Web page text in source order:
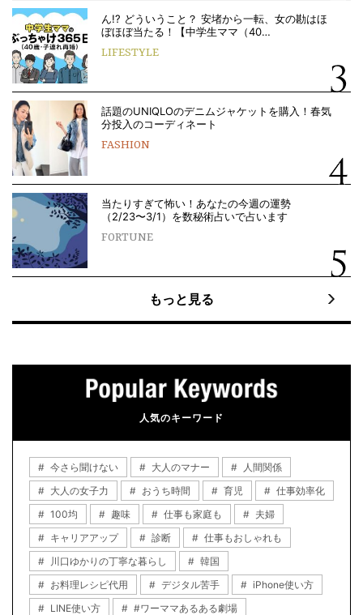
ん!? どういうこと？ 安堵から一転、女の勘はほ
ぼほぼ当たる！【中学生ママ（40…
LIFESTYLE
話題のUNIQLOのデニムジャケットを購入！春気
分投入のコーディネート
FASHION
当たりすぎて怖い！あなたの今週の運勢
（2/23〜3/1）を数秘術占いで占います
FORTUNE
もっと見る
人気のキーワード
今さら聞けない 大人のマナー
人間関係
大人の女子力
おうち時間 育児
仕事効率化
100均
趣味 仕事も家庭も
夫婦
キャリアアップ
診断
仕事もおしゃれも
川口ゆかりの丁寧な暮らし
韓国
お料理レシピ代用
デジタル苦手
iPhone使い方
LINE使い方
#ワーママあるある劇場